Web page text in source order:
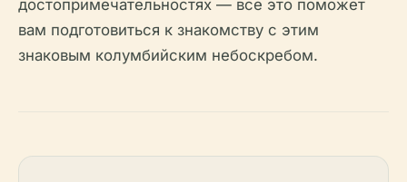
достопримечательностях — все это поможет
вам подготовиться к знакомству с этим
знаковым колумбийским небоскребом.